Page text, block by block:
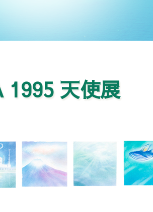
1995 天使展